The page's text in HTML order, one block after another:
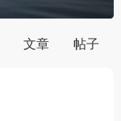
文章 帖子